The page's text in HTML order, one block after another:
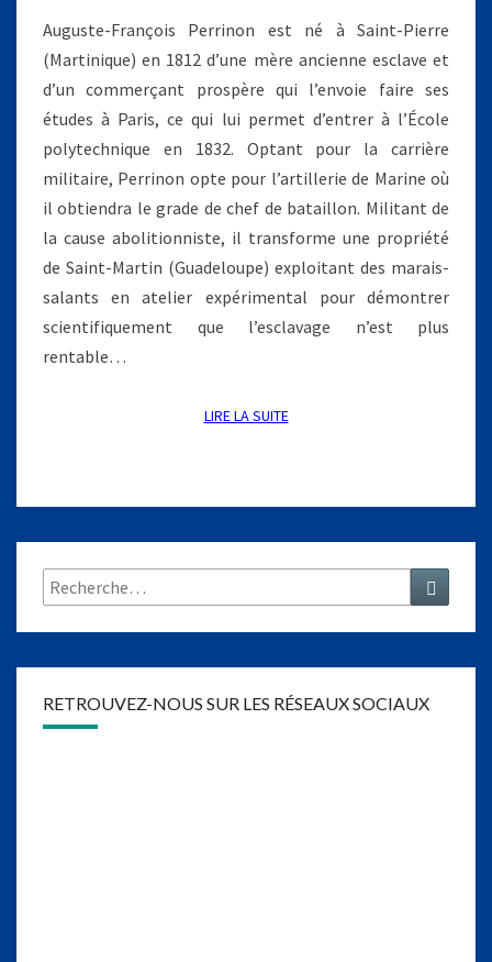
T
F
R
A
O
I
S
P
R
N
Auguste-François Perrinon est né à Saint-Pierre
(Martinique) en 1812 d’une mère ancienne esclave et
d’un commerçant prospère qui l’envoie faire ses
études à Paris, ce qui lui permet d’entrer à l’École
polytechnique en 1832. Optant pour la carrière
militaire, Perrinon opte pour l’artillerie de Marine où
il obtiendra le grade de chef de bataillon. Militant de
la cause abolitionniste, il transforme une propriété
de Saint-Martin (Guadeloupe) exploitant des marais-
salants en atelier expérimental pour démontrer
scientifiquement que l’esclavage n’est plus
rentable…
LIRE LA SUITELIRE LA SUITE
Rechercher :
RETROUVEZ-NOUS SUR LES RÉSEAUX SOCIAUX